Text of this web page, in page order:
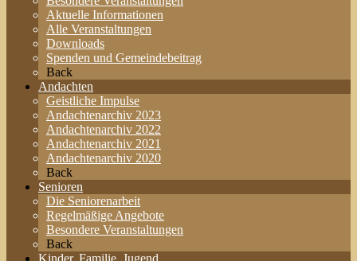
Aktuelle Informationen
Alle Veranstaltungen
Downloads
Spenden und Gemeindebeitrag
Back
Andachten
Geistliche Impulse
Andachtenarchiv 2023
Andachtenarchiv 2022
Andachtenarchiv 2021
Andachtenarchiv 2020
Back
Senioren
Die Seniorenarbeit
Regelmäßige Angebote
Besondere Veranstaltungen
Back
Kinder, Familie, Jugend